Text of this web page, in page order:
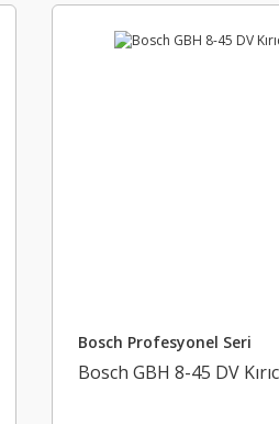
Bosch Profesyonel Seri
Bosch GBH 8-45 DV